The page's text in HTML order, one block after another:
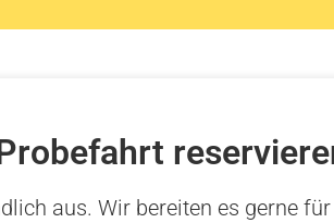
aus. Wir bereiten es gerne